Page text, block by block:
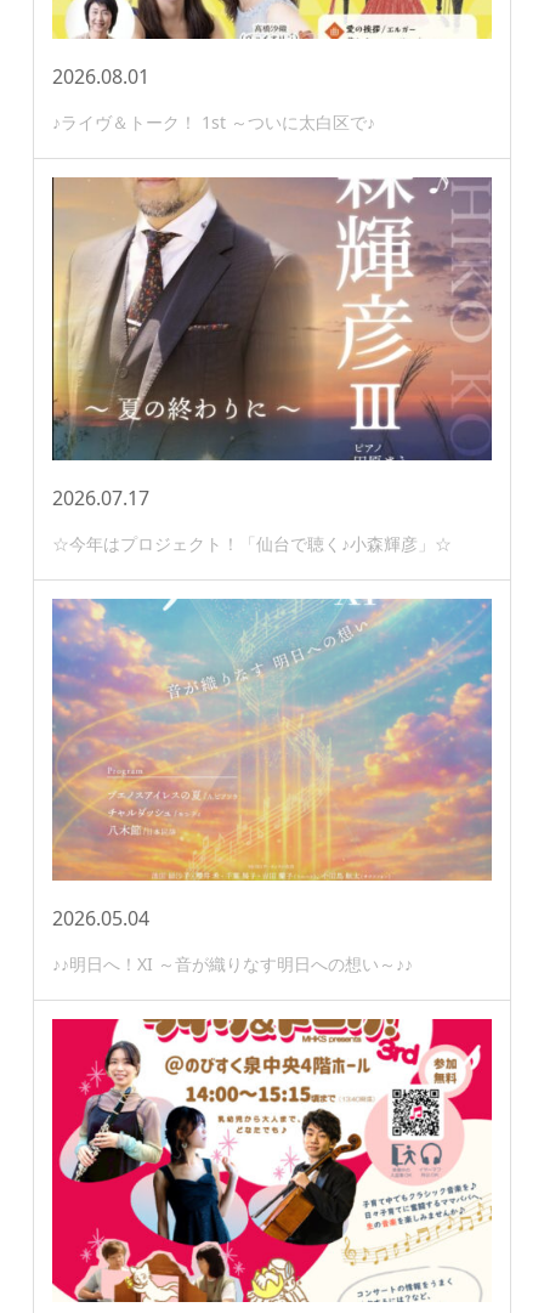
2026.08.01
♪ライヴ＆トーク！ 1st ～ついに太白区で♪
2026.07.17
☆今年はプロジェクト！「仙台で聴く♪小森輝彦」☆
2026.05.04
♪♪明日へ！XI ～音が織りなす明日への想い～♪♪